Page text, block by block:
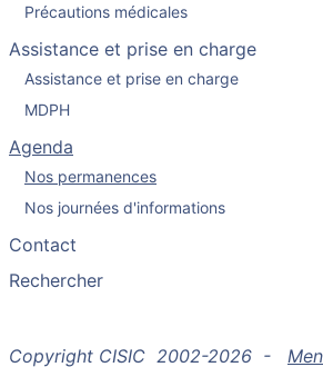
Précautions médicales
Assistance et prise en charge
Assistance et prise en charge
MDPH
Agenda
Nos permanences
Nos journées d'informations
Contact
Rechercher
Copyright CISIC 2002-2026 -